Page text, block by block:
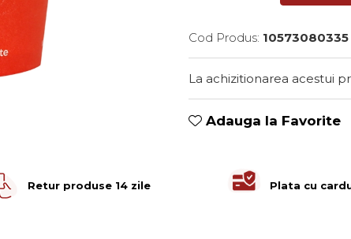
Cod Produs: 10573080335
La achizitionarea acestui
Adauga la Favorite
Retur produse 14 zile Plata cu